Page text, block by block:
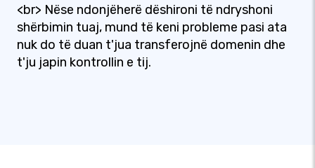
<br> Nëse ndonjëherë dëshironi të ndryshoni
shërbimin tuaj, mund të keni probleme pasi ata
nuk do të duan t'jua transferojnë domenin dhe
t'ju japin kontrollin e tij.